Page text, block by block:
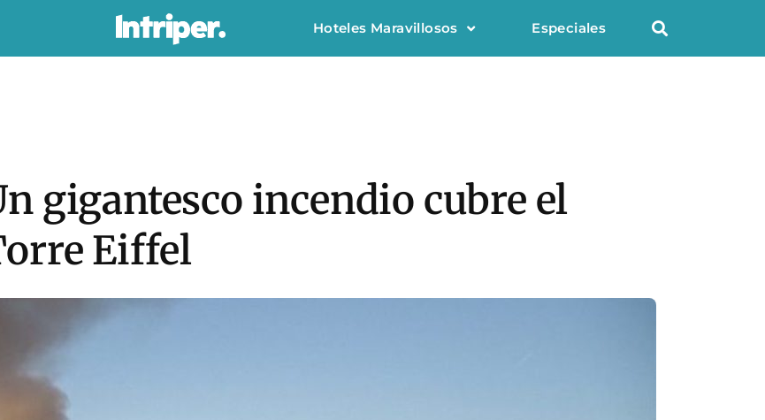
Hoteles Maravillosos Especiales
gigantesco incendio cubre el
Eiffel